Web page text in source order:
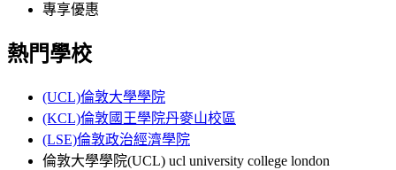
專享優惠
熱門學校
(UCL)倫敦大學學院
(KCL)倫敦國王學院丹麥山校區
(LSE)倫敦政治經濟學院
倫敦大學學院(UCL) ucl university college london